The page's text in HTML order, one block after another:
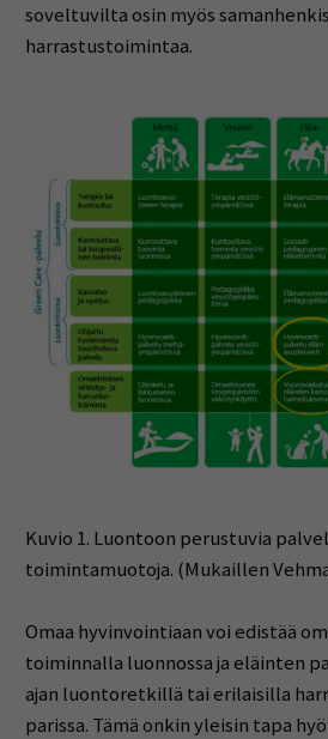
soveltuvilta osin myös
harrastustoimintaa.
Kuvio 1. Luontoon perustuvia
toimintamuotoja. (Mukaillen
Omaa hyvinvointiaan voi edistää
toiminnalla luonnossa ja eläinten
ajan luontoretkillä tai erilaisilla
parissa. Tämä onkin yleisin tapa